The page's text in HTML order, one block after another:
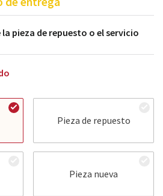
pieza de repuesto o el servicio
Pieza de repuesto
Pieza nueva